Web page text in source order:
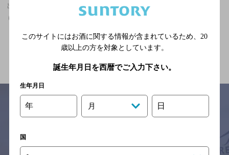
出雲科学館パークタウン前駅(島根県)周辺500m,掘りごたつあ
り,2,000円以上～3,000円未満,飲み放題ありのお店
関連ページ
このサイトにはお酒に関する情報が含まれているため、 20
歳以上の方を対象としています。
誕生年月日を西暦でご入力下さい。
生年月日
年 月 日
国